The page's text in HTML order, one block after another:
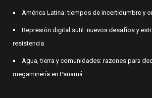
América Latina: tiempos de incertidumbre y
Represión digital sutil: nuevos desafíos y
resistencia
Agua, tierra y comunidades: razones para
megaminería en Panamá